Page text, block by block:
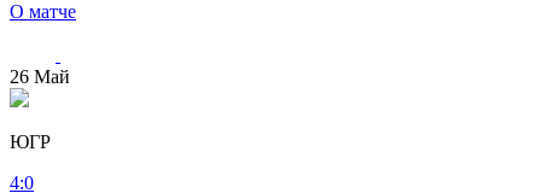
О матче
26 Май
ЮГР
4:0